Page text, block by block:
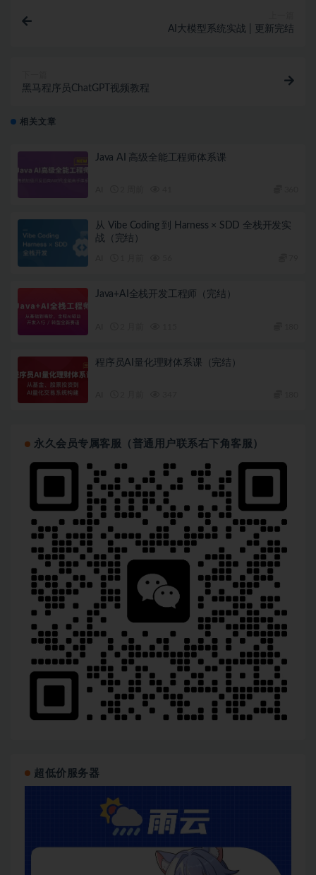
AI大模型系统实战 | 更新完结
黑马程序员ChatGPT视频教程
相关文章
Java AI 高级全能工程师体系课
从 Vibe Coding 到 Harness × SDD 全栈开发实
战（完结）
Java+AI全栈开发工程师（完结）
程序员AI量化理财体系课（完结）
永久会员专属客服（普通用户联系右下角客服）
超低价服务器